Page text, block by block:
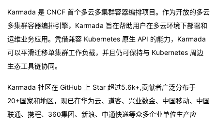
动
关
注
证
实
验
的
收
藏
持
建
议
Karmada 是 CNCF 首个多云多集群容器编排项目。作为开放的多云
多集群容器编排引擎，Karmada 旨在帮助用户在多云环境下部署和
运维业务应用。凭借兼容 Kubernetes 原生 API 的能力， Karmada
可以平滑迁移单集群工作负载，并且仍可保持与 Kubernetes 周边
生态工具链协同。
Karmada 社区在 GitHub 上 Star 超过5.6k+,贡献者广泛分布于
20+国家和地区，现已在华为云、 道客、兴业数金、中国移动、中国
联通、携程、360集团、新浪、中通快递等众多企业单位生产应